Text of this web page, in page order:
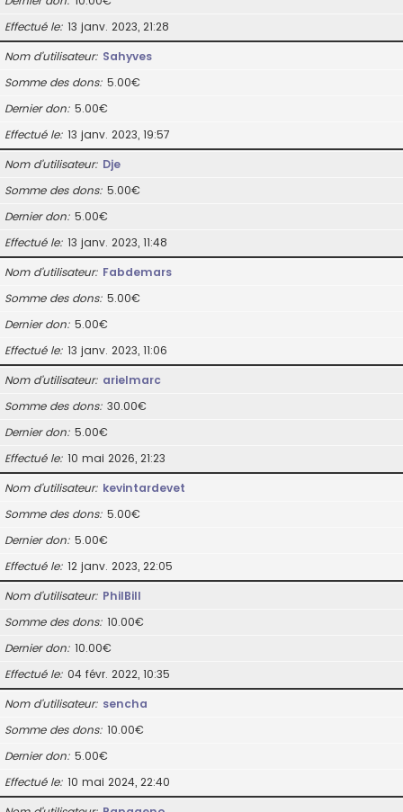
Effectué le 13 janv. 2023, 21:28
Nom d’utilisateur Sahyves
Somme des dons 5.00€
Dernier don 5.00€
Effectué le 13 janv. 2023, 19:57
Nom d’utilisateur Dje
Somme des dons 5.00€
Dernier don 5.00€
Effectué le 13 janv. 2023, 11:48
Nom d’utilisateur Fabdemars
Somme des dons 5.00€
Dernier don 5.00€
Effectué le 13 janv. 2023, 11:06
Nom d’utilisateur arielmarc
Somme des dons 30.00€
Dernier don 5.00€
Effectué le 10 mai 2026, 21:23
Nom d’utilisateur kevintardevet
Somme des dons 5.00€
Dernier don 5.00€
Effectué le 12 janv. 2023, 22:05
Nom d’utilisateur PhilBill
Somme des dons 10.00€
Dernier don 10.00€
Effectué le 04 févr. 2022, 10:35
Nom d’utilisateur sencha
Somme des dons 10.00€
Dernier don 5.00€
Effectué le 10 mai 2024, 22:40